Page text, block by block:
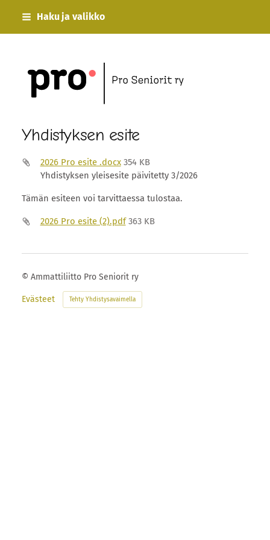
Siirry
Haku ja valikko
Esimerkki ry
Yhdistyksen esite
2026 Pro esite .docx 354 KB
Yhdistyksen yleisesite päivitetty 3/2026
Tämän esiteen voi tarvittaessa tulostaa.
2026 Pro esite (2).pdf 363 KB
© Ammattiliitto Pro Seniorit ry
Evästeet Tehty Yhdistysavaimella